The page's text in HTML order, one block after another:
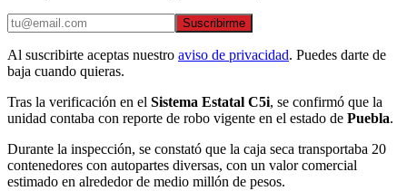
Suscribirme
Al suscribirte aceptas nuestro aviso de privacidad. Puedes darte de
baja cuando quieras.
Tras la verificación en el Sistema Estatal C5i, se confirmó que la
unidad contaba con reporte de robo vigente en el estado de Puebla.
Durante la inspección, se constató que la caja seca transportaba 20
contenedores con autopartes diversas, con un valor comercial
estimado en alrededor de medio millón de pesos.